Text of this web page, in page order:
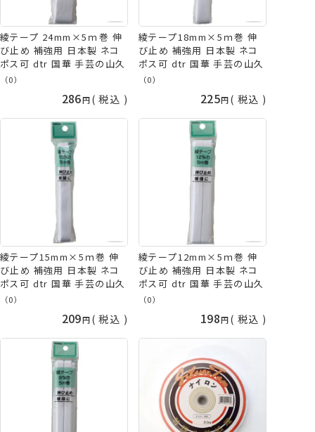
綾テープ 24mm×5ｍ巻 伸
び止め 補強用 日本製 ネコ
ポス可 dtr 国華 手芸の山久
（0）
286 税込
綾テープ18mm×5ｍ巻 伸
び止め 補強用 日本製 ネコ
ポス可 dtr 国華 手芸の山久
（0）
225 税込
綾テープ15mm×5ｍ巻 伸
び止め 補強用 日本製 ネコ
ポス可 dtr 国華 手芸の山久
（0）
209 税込
綾テープ12mm×5ｍ巻 伸
び止め 補強用 日本製 ネコ
ポス可 dtr 国華 手芸の山久
（0）
198 税込